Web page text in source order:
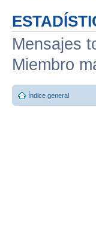
Mensajes
Miembro
Índice general